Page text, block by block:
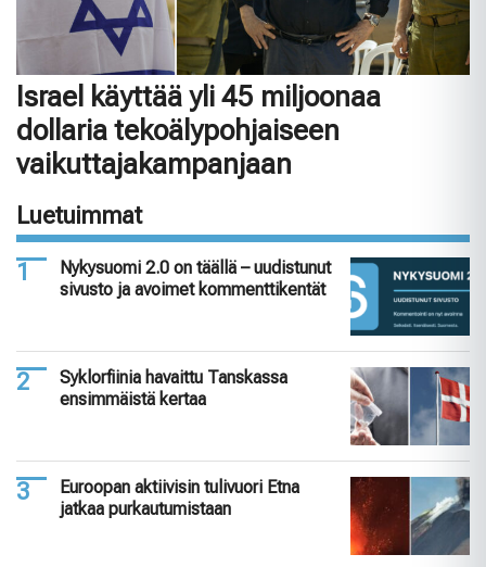
Israel käyttää yli 45 miljoonaa
dollaria tekoälypohjaiseen
vaikuttajakampanjaan
Luetuimmat
Nykysuomi 2.0 on täällä – uudistunut
sivusto ja avoimet kommenttikentät
Syklorfiinia havaittu Tanskassa
ensimmäistä kertaa
Euroopan aktiivisin tulivuori Etna
jatkaa purkautumistaan